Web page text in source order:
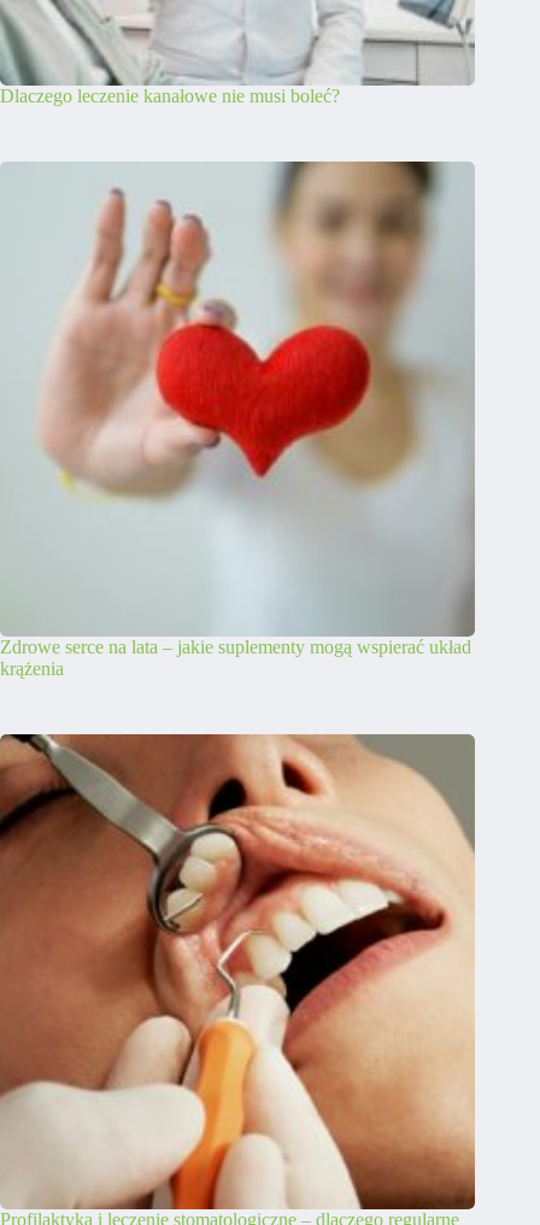
Dlaczego leczenie kanałowe nie musi boleć?
Zdrowe serce na lata – jakie suplementy mogą wspierać układ
krążenia
Profilaktyka i leczenie stomatologiczne – dlaczego regularne